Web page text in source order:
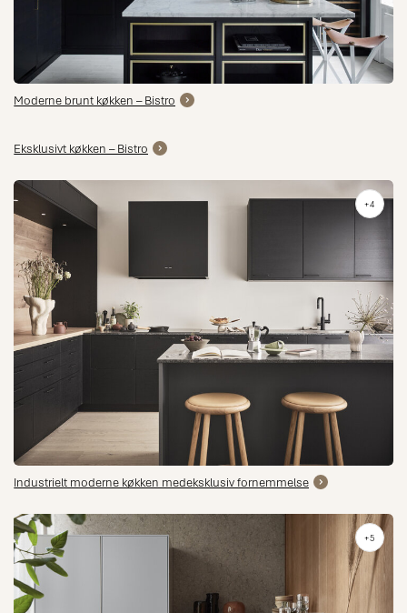
Moderne brunt køkken – Bistro
Eksklusivt køkken – Bistro
+4
Industrielt moderne køkken medeksklusiv fornemmelse
+5